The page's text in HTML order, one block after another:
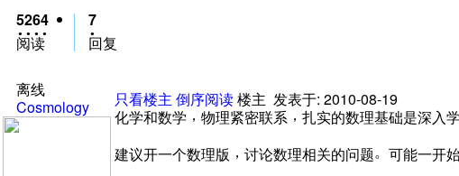
5264
阅读
7
回复
离线
Cosmology
只看楼主 倒序阅读楼主 发表于: 2010-08-19
化学和数学 ， 物理紧密联系 ， 扎实的数理基础是深入
建议开一个数理版 ， 讨论数理相关的问题。 可能一开